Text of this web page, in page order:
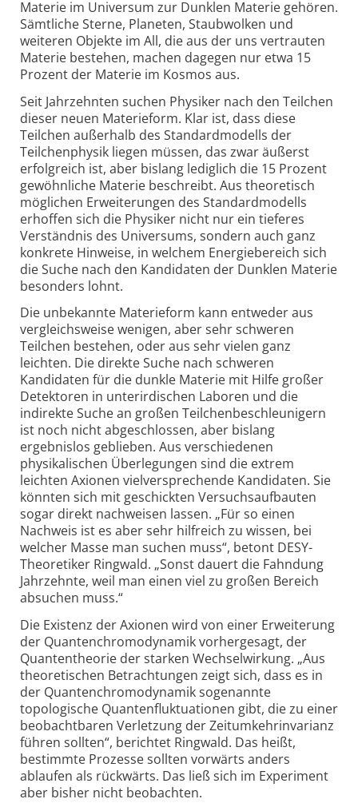
Materie im Universum zur Dunklen Materie gehören.
Sämtliche Sterne, Planeten, Staub­wolken und
weiteren Objekte im All, die aus der uns vertrauten
Materie bestehen, machen dagegen nur etwa 15
Prozent der Materie im Kosmos aus.
Seit Jahrzehnten suchen Physiker nach den Teilchen
dieser neuen Materieform. Klar ist, dass diese
Teilchen außerhalb des Standard­modells der
Teilchen­physik liegen müssen, das zwar äußerst
erfolgreich ist, aber bislang lediglich die 15 Prozent
gewöhnliche Materie beschreibt. Aus theoretisch
möglichen Erweiterungen des Standard­modells
erhoffen sich die Physiker nicht nur ein tieferes
Verständnis des Universums, sondern auch ganz
konkrete Hinweise, in welchem Energie­bereich sich
die Suche nach den Kandidaten der Dunklen Materie
besonders lohnt.
Die unbekannte Materieform kann entweder aus
vergleichsweise wenigen, aber sehr schweren
Teilchen bestehen, oder aus sehr vielen ganz
leichten. Die direkte Suche nach schweren
Kandidaten für die dunkle Materie mit Hilfe großer
Detektoren in unterirdischen Laboren und die
indirekte Suche an großen Teilchen­beschleunigern
ist noch nicht abgeschlossen, aber bislang
ergebnislos geblieben. Aus verschiedenen
physikalischen Überlegungen sind die extrem
leichten Axionen viel­versprechende Kandidaten. Sie
könnten sich mit geschickten Versuchs­aufbauten
sogar direkt nachweisen lassen. „Für so einen
Nachweis ist es aber sehr hilfreich zu wissen, bei
welcher Masse man suchen muss“, betont DESY-
Theoretiker Ringwald. „Sonst dauert die Fahndung
Jahrzehnte, weil man einen viel zu großen Bereich
absuchen muss.“
Die Existenz der Axionen wird von einer Erweiterung
der Quanten­chromo­dynamik vorhergesagt, der
Quantentheorie der starken Wechselwirkung. „Aus
theoretischen Betrachtungen zeigt sich, dass es in
der Quanten­chromo­dynamik sogenannte
topologische Quanten­fluktuationen gibt, die zu einer
beobachtbaren Verletzung der Zeit­umkehr­invarianz
führen sollten“, berichtet Ringwald. Das heißt,
bestimmte Prozesse sollten vorwärts anders
ablaufen als rückwärts. Das ließ sich im Experiment
aber bisher nicht beobachten.